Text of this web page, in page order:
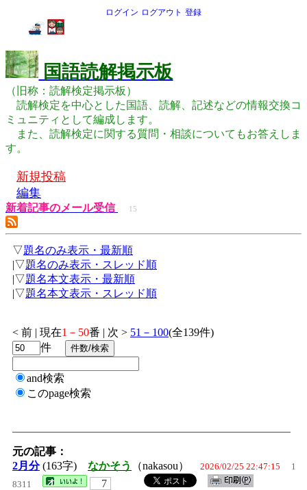
ログイン ログアウト 登録
国語読解掲示板
（旧称：読解検定掲示板）
読解検定を中心とした国語、読解、記述などの情報交換コ
ミュニティとして編成します。
また、読解検定に関する質問・相談についてもお答えしま
す。
新規投稿
編集
新着記事のメール受信 15
▽題名のみ表示・最新順
|▽題名のみ表示・スレッド順
|▽題名本文表示・最新順
|▽題名本文表示・スレッド順
< 前 | 現在1－50番 | 次 > 51－100(全139件)
件
and検索
このpage検索
元の記事：
2月分(163字) なかそう （nakasou） 2026/02/25 22:47:15
1
8311
7